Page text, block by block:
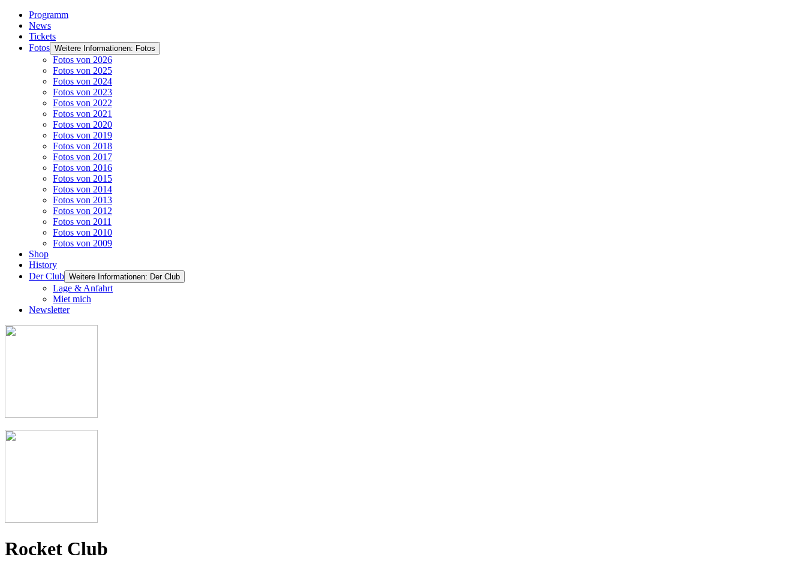
Programm
News
Tickets
Fotos Weitere Informationen: Fotos
Fotos von 2026
Fotos von 2025
Fotos von 2024
Fotos von 2023
Fotos von 2022
Fotos von 2021
Fotos von 2020
Fotos von 2019
Fotos von 2018
Fotos von 2017
Fotos von 2016
Fotos von 2015
Fotos von 2014
Fotos von 2013
Fotos von 2012
Fotos von 2011
Fotos von 2010
Fotos von 2009
Shop
History
Der Club Weitere Informationen: Der Club
Lage & Anfahrt
Miet mich
Newsletter
Rocket Club